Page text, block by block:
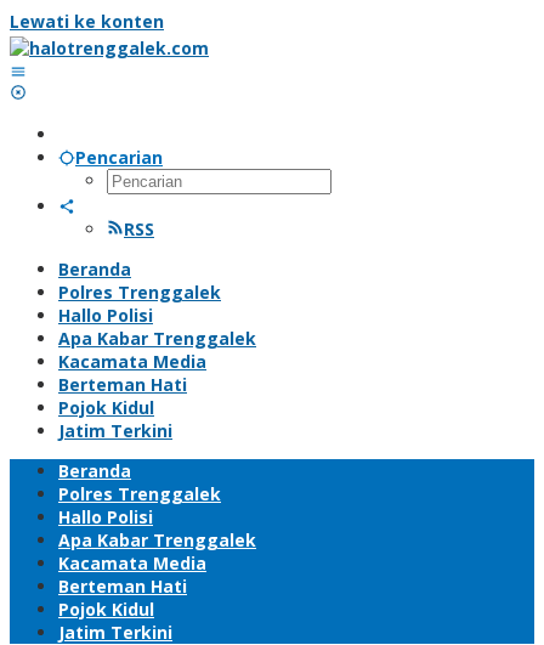
Lewati ke konten
Pencarian
RSS
Beranda
Polres Trenggalek
Hallo Polisi
Apa Kabar Trenggalek
Kacamata Media
Berteman Hati
Pojok Kidul
Jatim Terkini
Beranda
Polres Trenggalek
Hallo Polisi
Apa Kabar Trenggalek
Kacamata Media
Berteman Hati
Pojok Kidul
Jatim Terkini